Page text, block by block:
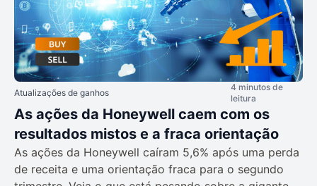
Atualizações de ganhos
4 minutos de
leitura
As ações da Honeywell caem com os
resultados mistos e a fraca orientação
As ações da Honeywell caíram 5,6% após uma perda
de receita e uma orientação fraca para o segundo